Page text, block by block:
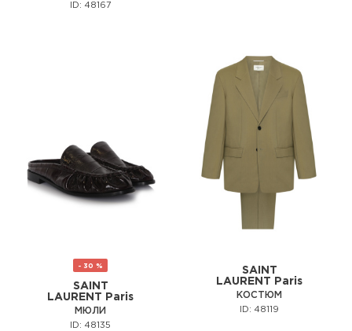
ID: 48167
- 30 %
SAINT
LAURENT Paris
МЮЛИ
ID: 48135
SAINT
LAURENT Paris
КОСТЮМ
ID: 48119